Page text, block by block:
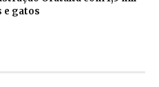
e gatos